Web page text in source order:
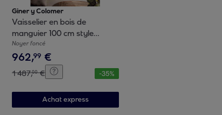
Giner y Colomer
Vaisselier en bois de
manguier 100 cm style
rustique ethnique
Noyer foncé
962,99 €
1487,00 € -35%
Achat express